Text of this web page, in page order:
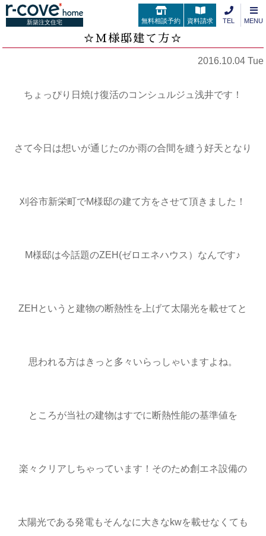
新築注文住宅 無料相談予約 資料請求 TEL MENU
☆M様邸建て方☆
2016.10.04 Tue
ちょっぴり日焼け復活のコンシュルジュ浅井です！
さて今日は想いが通じたのか雨の合間を縫う好天となり
刈谷市新栄町でM様邸の建て方をさせて頂きました！
M様邸は今話題のZEH(ゼロエネハウス）なんです♪
ZEHというと建物の断熱性を上げて太陽光を載せてと
思われる方はきっと多々いらっしゃいますよね。
ところが当社の建物はすでに断熱性能の基準値を
楽々クリアしちゃっています！そのため創エネ設備の
太陽光である発電もそんなに大きなkwを載せなくても